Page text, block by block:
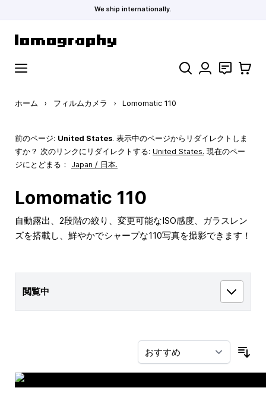
We ship internationally.
検索 お問い合わ
カート
ホーム › フィルムカメラ › Lomomatic 110
前のページ: United States. 表示中のページからリダイレクトしま
すか？ 次のリンクにリダイレクトする: United States. 現在のペー
ジにとどまる： Japan / 日本.
Lomomatic 110
自動露出、2段階の絞り、変更可能なISO感度、ガラスレン
ズを搭載し、鮮やかでシャープな110写真を撮影できます！
閲覧中